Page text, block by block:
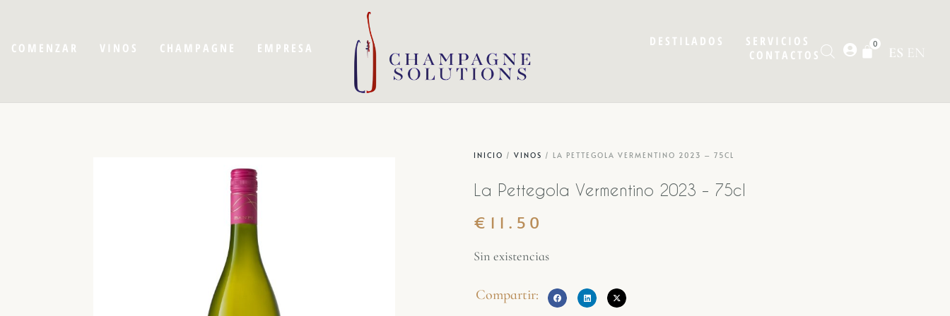
COMENZAR VINOS CHAMPAGNE EMPRESA DESTILADOS
SERVICIOS
CONTACTOS
0
ES EN
INICIO / VINOS / LA PETTEGOLA VERMENTINO 2023 – 75CL
La Pettegola Vermentino 2023 – 75cl
€ 11.50
Sin existencias
Compartir: